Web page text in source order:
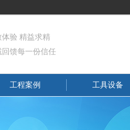
体验 精益求精
回馈每一份信任
工程案例 工具设备